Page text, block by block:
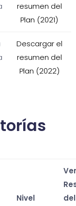
resumen del
Plan (2021)
Descargar el
resumen del
Plan (2022)
Nivel
Ver
del